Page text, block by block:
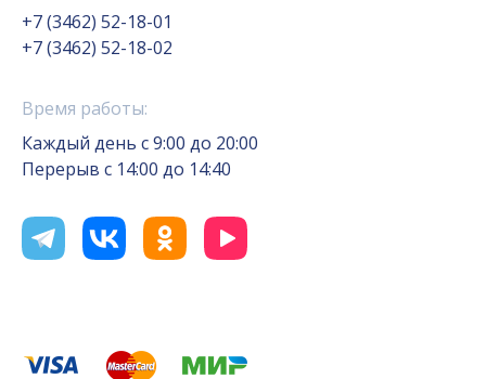
+7 (3462) 52-18-01
+7 (3462) 52-18-02
Время работы:
Каждый день с 9:00 до 20:00
Перерыв с 14:00 до 14:40